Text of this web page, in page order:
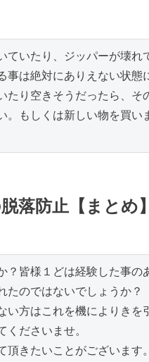
ていたり、ジッパーが壊れ
事は絶対にありえない状態
たり空きそうだったら、そ
。もしくは新しい物を買い
落防止【まとめ】
？皆様１どは経験した事の
たのではないでしょうか？
い方はこれを機によりきを
くださいませ。
頂きたいことがございます